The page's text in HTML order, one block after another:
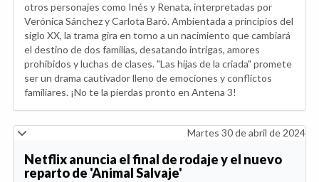
otros personajes como Inés y Renata, interpretadas por
Verónica Sánchez y Carlota Baró. Ambientada a principios del
siglo XX, la trama gira en torno a un nacimiento que cambiará
el destino de dos familias, desatando intrigas, amores
prohibidos y luchas de clases. "Las hijas de la criada" promete
ser un drama cautivador lleno de emociones y conflictos
familiares. ¡No te la pierdas pronto en Antena 3!
Martes 30 de abril de 2024
Netflix anuncia el final de rodaje y el nuevo
reparto de 'Animal Salvaje'